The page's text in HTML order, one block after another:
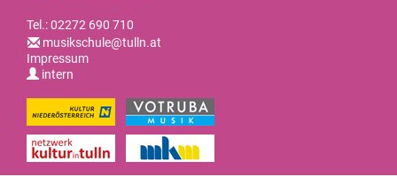
Tel.: 02272 690 710
musikschule@tulln.at
Impressum
intern